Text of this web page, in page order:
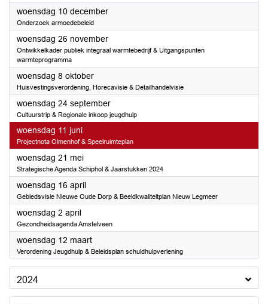
woensdag 10 december2025
Onderzoek armoedebeleid
woensdag 26 november2025
Ontwikkelkader publiek integraal warmtebedrijf & Uitgangspunten
warmteprogramma
woensdag 8 oktober2025
Huisvestingsverordening, Horecavisie & Detailhandelvisie
woensdag 24 september2025
Cultuurstrip & Regionale inkoop jeugdhulp
woensdag 11 juni2025
Projectnota Olmenhof & Speelruimteplan
woensdag 21 mei2025
Strategische Agenda Schiphol & Jaarstukken 2024
woensdag 16 april2025
Gebiedsvisie Nieuwe Oude Dorp & Beeldkwaliteitplan Nieuw Legmeer
woensdag 2 april2025
Gezondheidsagenda Amstelveen
woensdag 12 maart2025
Verordening Jeugdhulp & Beleidsplan schuldhulpverlening
2024